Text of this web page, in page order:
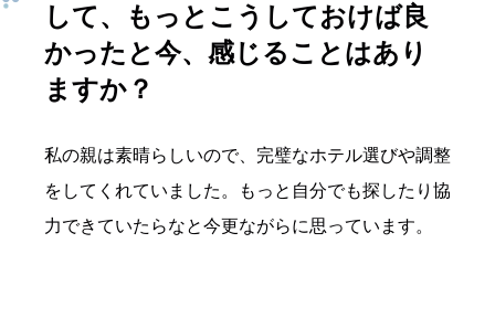
して、もっとこうしておけば良
かったと今、感じることはあり
ますか？
私の親は素晴らしいので、完璧なホテル選びや調整
をしてくれていました。もっと自分でも探したり協
力できていたらなと今更ながらに思っています。